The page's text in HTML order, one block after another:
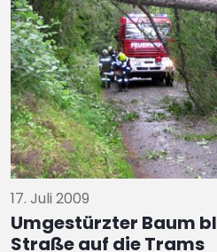
17. Juli 2009
Umgestürzter Baum
Straße auf die Trams